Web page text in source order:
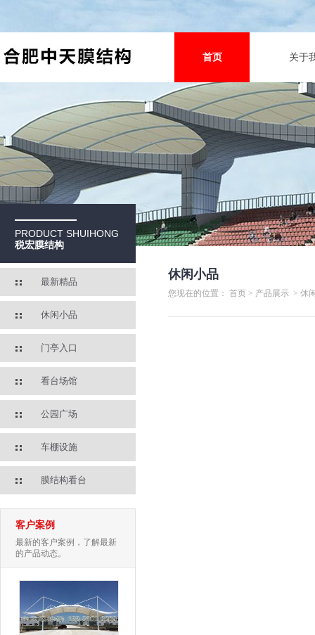
首页 关于
PRODUCT SHUIHONG
税宏膜结构
最新精品
休闲小品
门亭入口
看台场馆
公园广场
车棚设施
膜结构看台
客户案例
最新的客户案例，了解最新
的产品动态。
休闲小品
您现在的位置： 首页 > 产品展示 > 休